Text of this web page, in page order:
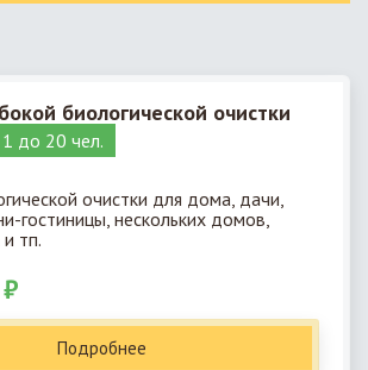
биологической очистки
до 20 чел.
очистки для дома, дачи,
гостиницы, нескольких домов,
тп.
Подробнее